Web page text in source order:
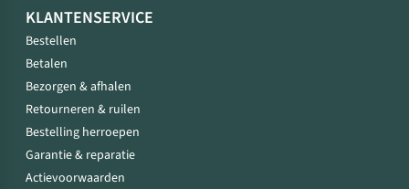
KLANTENSERVICE
Bestellen
Betalen
Bezorgen & afhalen
Retourneren & ruilen
Bestelling herroepen
Garantie & reparatie
Actievoorwaarden